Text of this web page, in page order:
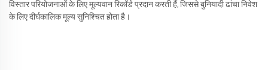
विस्तार परियोजनाओं के लिए मूल्यवान रिकॉर्ड प्रदान करती हैं, जिससे बुनियादी ढांचा निवेश
के लिए दीर्घकालिक मूल्य सुनिश्चित होता है।